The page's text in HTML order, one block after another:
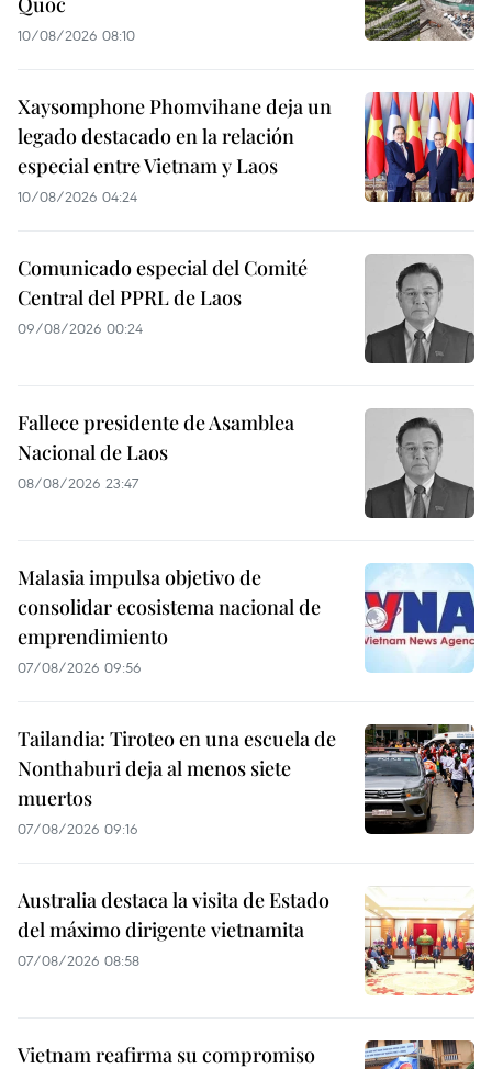
10/08/2026 08:10
Xaysomphone Phomvihane deja un
legado destacado en la relación
especial entre Vietnam y Laos
10/08/2026 04:24
Comunicado especial del Comité
Central del PPRL de Laos
09/08/2026 00:24
Fallece presidente de Asamblea
Nacional de Laos
08/08/2026 23:47
Malasia impulsa objetivo de
consolidar ecosistema nacional de
emprendimiento
07/08/2026 09:56
Tailandia: Tiroteo en una escuela de
Nonthaburi deja al menos siete
muertos
07/08/2026 09:16
Australia destaca la visita de Estado
del máximo dirigente vietnamita
07/08/2026 08:58
Vietnam reafirma su compromiso